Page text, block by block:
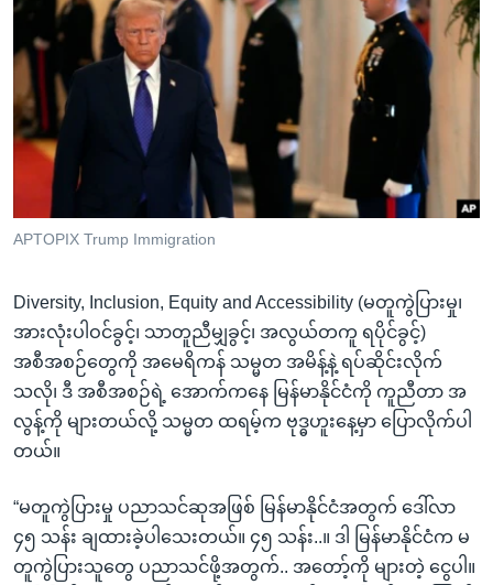
ပင်မ
ညွန်း
စာမျက်နှာ
ကြည့်
ရှာဖွေ
ရန်
နေရာ
သို့
ကျော်
ရန်
မကြေးမုံရဲ့ အင်္ဂလိပ်စာ
ရုပ်ရှင်ထဲက အင်္ဂလိပ်စာ
သုတပဒေသာ အင်္ဂလိပ်စာ
ရေဒီယို
ရေဒီယိုနှင့်ရုပ်သံ အချက်အလက်များ
ရေဒီယို/တီဗွီအစီအစဉ်
Learning English
ဗွီအိုအေ လူမှုကွန်ယက်များ
APTOPIX Trump Immigration
Diversity, Inclusion, Equity and Accessibility (မတူကွဲပြားမှု၊
အားလုံးပါဝင်ခွင့်၊ သာတူညီမျှခွင့်၊ အလွယ်တကူ ရပိုင်ခွင့်)
အစီအစဉ်တွေကို အမေရိကန် သမ္မတ အမိန့်နဲ့ ရပ်ဆိုင်းလိုက်
သလို၊ ဒီ အစီအစဉ်ရဲ့ အောက်ကနေ မြန်မာနိုင်ငံကို ကူညီတာ အ
လွန့်ကို များတယ်လို့ သမ္မတ ထရမ့်က ဗုဒ္ဓဟူးနေ့မှာ ပြောလိုက်ပါ
တယ်။
“မတူကွဲပြားမှု ပညာသင်ဆုအဖြစ် မြန်မာနိုင်ငံအတွက် ဒေါ်လာ
၄၅ သန်း ချထားခဲ့ပါသေးတယ်။ ၄၅ သန်း..။ ဒါ မြန်မာနိုင်ငံက မ
တူကွဲပြားသူတွေ ပညာသင်ဖို့အတွက်.. အတော့်ကို များတဲ့ ငွေပါ။